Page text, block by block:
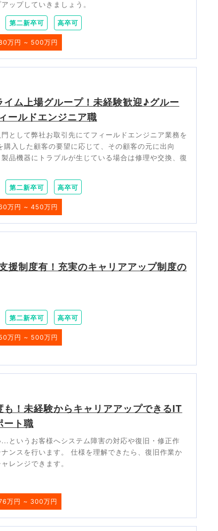
ップしていきましょう。
第二新卒可 高卒可
万円 ~ 500万円
ム上場グループ！未経験歓迎♪グルー
ールドエンジニア職
として弊社お取引先にてフィールドエンジニア業務を
入した顧客の要望に応じて、その顧客の元に出向
品機器にトラブルが生じている場合は修理や交換、復
第二新卒可 高卒可
万円 ~ 450万円
制度有！充実のキャリアアップ制度の
第二新卒可 高卒可
万円 ~ 500万円
！未経験からキャリアアップできるIT
ート職
というお客様へシステム障害の対応や復旧・修正作
ンスを行います。 仕様を理解できたら、復旧作業か
レンジできます。
万円 ~ 300万円